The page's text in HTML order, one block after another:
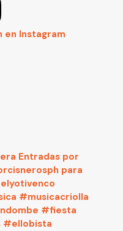
en Instagram
Entradas por
para
#musicacriolla
#fiesta
#ellobista